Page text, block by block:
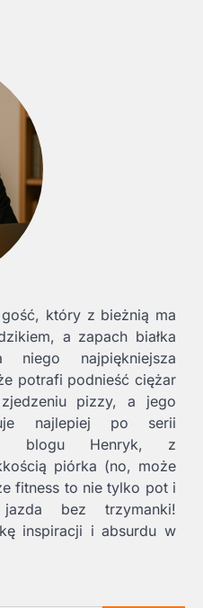
który z bieżnią ma
a zapach białka
najpiękniejsza
potrafi podnieść ciężar
pizzy, a jego
najlepiej po serii
blogu Henryk, z
piórka (no, może
fitness to nie tylko pot i
bez trzymanki!
inspiracji i absurdu w